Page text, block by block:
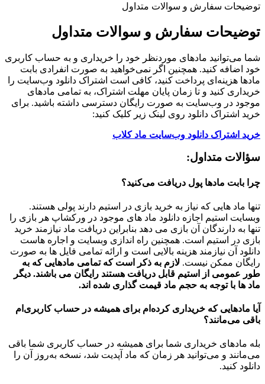
توضیحات سفارش و سوالات متداول
توضیحات سفارش و سوالات متداول
شما می‌توانید مادهای موردنظر خود را خریداری و به حساب کاربری
خود اضافه کنید. همچنین اگر نمی‌خواهید به صورت انفرادی بابت
مادها هزینه‌ای پرداخت کنید، کافی است اشتراک دانلود وب‌سایت را
خریداری کنید و تا زمان پایان مهلت اشتراک، به تمامی مادهای
موجود در وب‌سایت به صورت رایگان دسترسی داشته باشید. برای
خرید اشتراک دانلود روی لینک زیر کلیک کنید:
خرید اشتراک دانلود وب‌سایت ماد کلاب
سؤالات متداول:
چرا بابت مادها پول دریافت می‌کنید؟
تنها ماد هایی که نیاز به خرید بازی در استیم دارند پولی هستند.
وبسایت استیم اجازه دانلود ماد های موجود در ورکشاپ هر بازی را
تنها به دارندگان آن بازی می دهد بنابراین دریافت ماد نیازمند خرید
بازی در استیم است. همچنین راه اندازی وبسایت و اجاره هاست
دانلود آن نیازمند هزینه بالایی است و ارائه تمامی فایل ها به صورت
رایگان ممکن نیست. لازم به ذکر است که تمامی مادهایی که به
طور عمومی از استیم قابل دریافت هستند رایگان می باشند. دیگر
ماد ها با توجه به حجم ماد قیمت گذاری شده اند.
آیا مادهایی که خریداری کرده‌ام برای همیشه در حساب‌ کاربری‌ام
باقی می‌مانند؟
بله مادهای خریداری شما برای همیشه در حساب کاربری شما باقی
می‌مانند و می‌توانید هر زمان که ماد آپدیت شد، نسخه به‌روز آن را
دانلود کنید.